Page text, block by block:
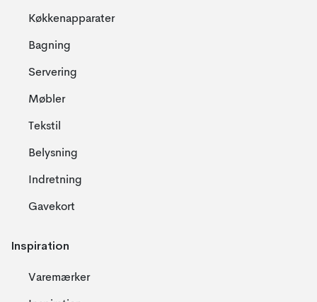
Køkkenapparater
Bagning
Servering
Møbler
Tekstil
Belysning
Indretning
Gavekort
Inspiration
Varemærker